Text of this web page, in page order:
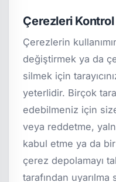
Çerezleri
Çerezlerin
değiştirmek ya da
silmek için
yeterlidir. Birçok
edebilmeniz için
veya reddetme,
kabul etme ya da
çerez depolamayı
tarafından uyarılma